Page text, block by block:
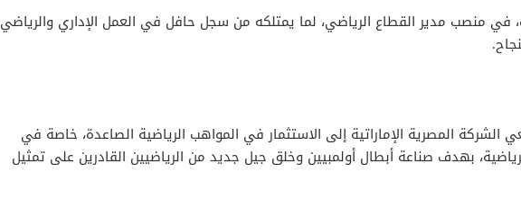
في منصب مدير القطاع الرياضي، لما يمتلكه من سجل حافل في العمل الإداري والرياضي
المصرية الإماراتية إلى الاستثمار في المواهب الرياضية الصاعدة، خاصة في
بهدف صناعة أبطال أولمبيين وخلق جيل جديد من الرياضيين القادرين على تمثيل